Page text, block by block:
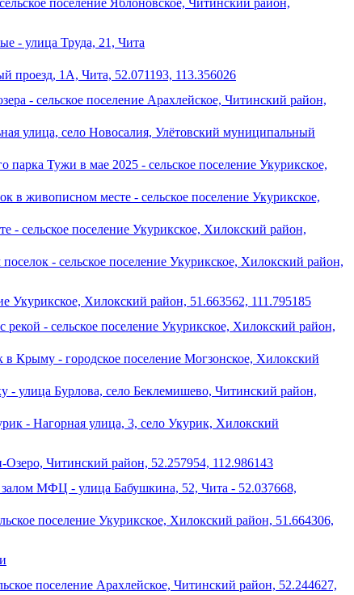
- улица Труда, 21, Чита
1А, Чита, 52.071193, 113.356026
- сельское поселение Арахлейское, Читинский район,
улица, село Новосалия, Улётовский муниципальный
Тужи в мае 2025 - сельское поселение Укурикское,
в живописном месте - сельское поселение Укурикское,
- сельское поселение Укурикское, Хилокский район,
- сельское поселение Укурикское, Хилокский район,
Укурикское, Хилокский район, 51.663562, 111.795185
- сельское поселение Укурикское, Хилокский район,
в Крыму - городское поселение Могзонское, Хилокский
- улица Бурлова, село Беклемишево, Читинский район,
- Нагорная улица, 3, село Укурик, Хилокский
Читинский район, 52.257954, 112.986143
МФЦ - улица Бабушкина, 52, Чита - 52.037668,
поселение Укурикское, Хилокский район, 51.664306,
поселение Арахлейское, Читинский район, 52.244627,